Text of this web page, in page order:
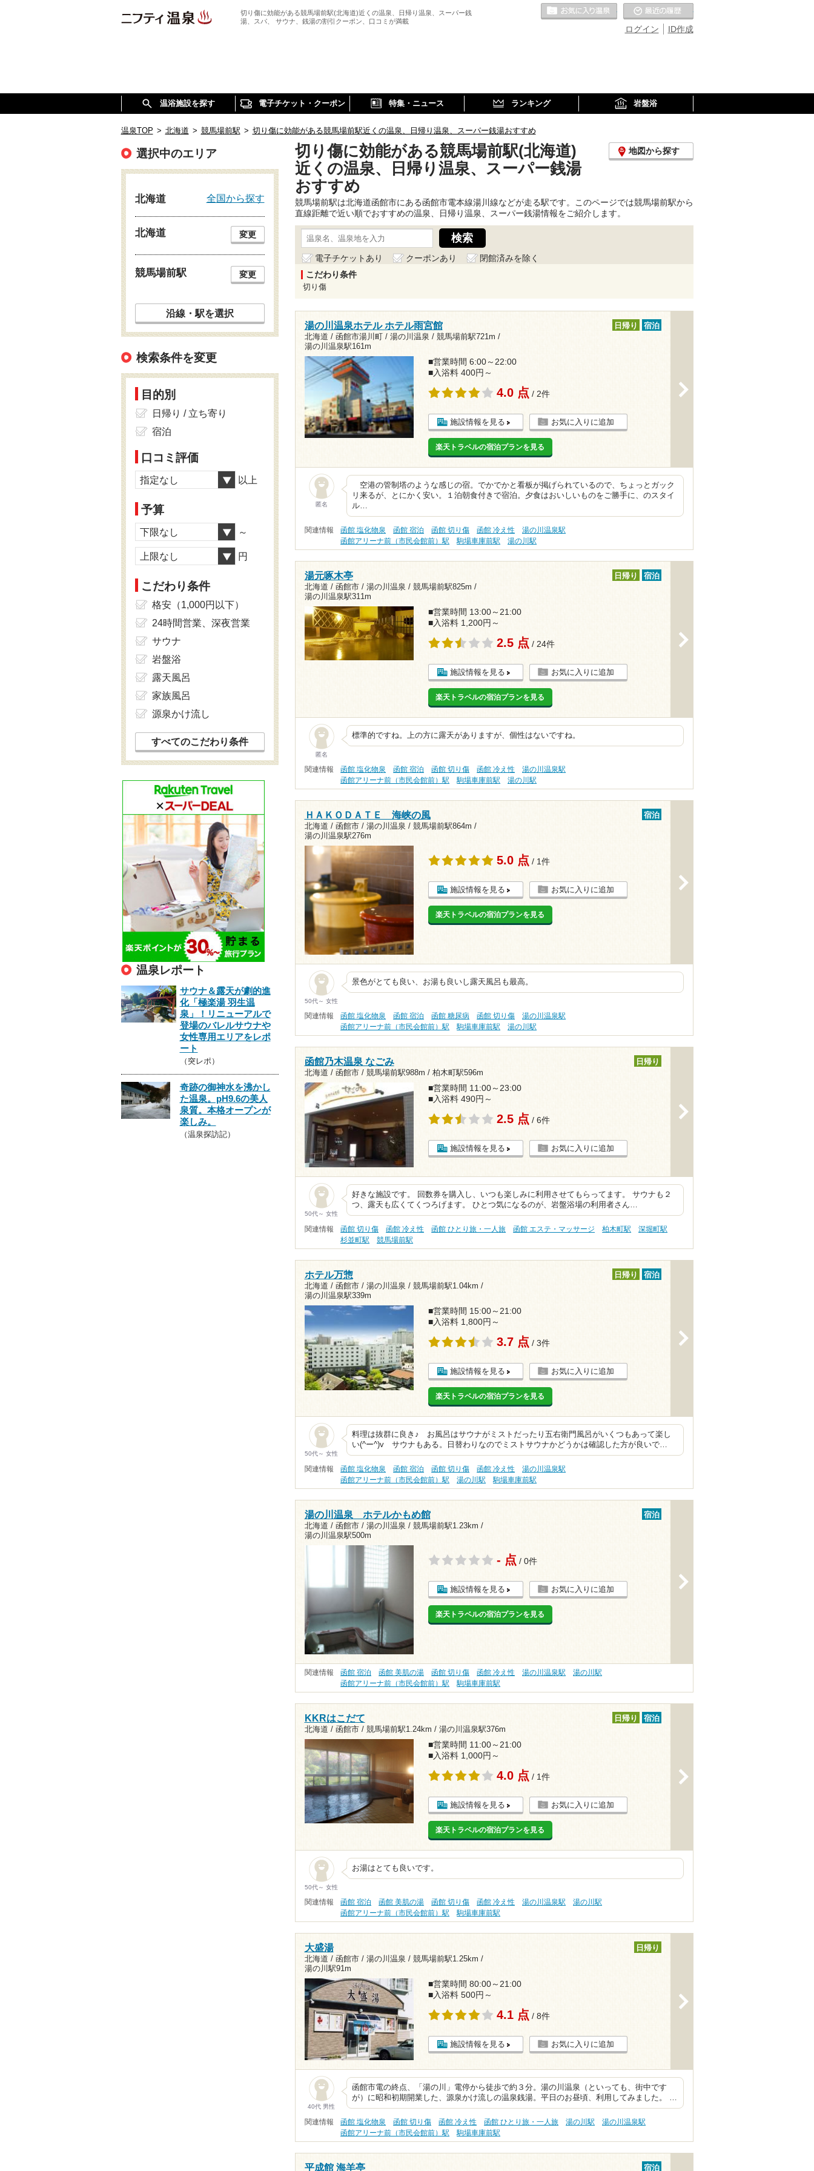
切り傷に効能がある競馬場前駅(北海道)近くの温泉、日帰り温泉、スーパー銭
湯、スパ、 サウナ、銭湯の割引クーポン、口コミが満載
ID作成
ログイン
お気に入りの温泉
温浴施設を探す 電子チケット・クーポン 特集・ニュース ランキング 岩盤浴
温泉TOP > 北海道 > 競馬場前駅 > 切り傷に効能がある競馬場前駅近くの温泉、日帰り温泉、スーパー銭湯おすすめ
切り傷に効能がある競馬場前駅(北海道)
近くの温泉、日帰り温泉、スーパー銭湯
おすすめ
地図から探す
競馬場前駅は北海道函館市にある函館市電本線湯川線などが走る駅です。このページでは競馬場前駅から
直線距離で近い順でおすすめの温泉、日帰り温泉、スーパー銭湯情報をご紹介します。
電子チケットあり クーポンあり
閉館済みを除く
こだわり条件
切り傷
湯の川温泉ホテル ホテル雨宮館
北海道 / 函館市湯川町 / 湯の川温泉 / 競馬場前駅721m /
湯の川温泉駅161m
日帰り 宿泊
■営業時間 6:00～22:00
■入浴料 400円～
4.0 点 / 2件
施設情報を見る お気に入りに追加
楽天トラベルの宿泊プランを見る
匿名
空港の管制塔のような感じの宿。でかでかと看板が掲げられているので、ちょっとガック
リ来るが、とにかく安い。１泊朝食付きで宿泊。夕食はおいしいものをご勝手に、のスタイ
ル…
関連情報 函館 塩化物泉 函館 宿泊 函館 切り傷 函館 冷え性
湯の川温泉駅
函館アリーナ前（市民会館前）駅
駒場車庫前駅 湯の川駅
湯元啄木亭
北海道 / 函館市 / 湯の川温泉 / 競馬場前駅825m /
湯の川温泉駅311m
日帰り 宿泊
■営業時間 13:00～21:00
■入浴料 1,200円～
2.5 点 / 24件
施設情報を見る お気に入りに追加
楽天トラベルの宿泊プランを見る
匿名
標準的ですね。上の方に露天がありますが、個性はないですね。
関連情報 函館 塩化物泉 函館 宿泊 函館 切り傷 函館 冷え性
湯の川温泉駅
函館アリーナ前（市民会館前）駅
駒場車庫前駅 湯の川駅
ＨＡＫＯＤＡＴＥ 海峡の風
北海道 / 函館市 / 湯の川温泉 / 競馬場前駅864m /
湯の川温泉駅276m
宿泊
5.0 点 / 1件
施設情報を見る お気に入りに追加
楽天トラベルの宿泊プランを見る
50代～ 女性
景色がとても良い、お湯も良いし露天風呂も最高。
関連情報 函館 塩化物泉 函館 宿泊 函館 糖尿病 函館 切り傷
湯の川温泉駅
函館アリーナ前（市民会館前）駅
駒場車庫前駅 湯の川駅
函館乃木温泉 なごみ
北海道 / 函館市 / 競馬場前駅988m / 柏木町駅596m
日帰り
■営業時間 11:00～23:00
■入浴料 490円～
2.5 点 / 6件
施設情報を見る お気に入りに追加
50代～ 女性
好きな施設です。 回数券を購入し、いつも楽しみに利用させてもらってます。 サウナも２
つ、露天も広くてくつろげます。 ひとつ気になるのが、岩盤浴場の利用者さん…
関連情報 函館 切り傷 函館 冷え性 函館 ひとり旅・一人旅 函館 エステ・マッサージ 柏木町駅
深堀町駅
杉並町駅
競馬場前駅
ホテル万惣
北海道 / 函館市 / 湯の川温泉 / 競馬場前駅1.04km /
湯の川温泉駅339m
日帰り 宿泊
■営業時間 15:00～21:00
■入浴料 1,800円～
3.7 点 / 3件
施設情報を見る お気に入りに追加
楽天トラベルの宿泊プランを見る
50代～ 女性
料理は抜群に良き♪ お風呂はサウナがミストだったり五右衛門風呂がいくつもあって楽し
い(^ー^)v サウナもある。日替わりなのでミストサウナかどうかは確認した方が良いで…
関連情報 函館 塩化物泉 函館 宿泊 函館 切り傷 函館 冷え性
湯の川温泉駅
函館アリーナ前（市民会館前）駅
湯の川駅 駒場車庫前駅
湯の川温泉 ホテルかもめ館
北海道 / 函館市 / 湯の川温泉 / 競馬場前駅1.23km /
湯の川温泉駅500m
宿泊
- 点 / 0件
施設情報を見る お気に入りに追加
楽天トラベルの宿泊プランを見る
関連情報 函館 宿泊 函館 美肌の湯 函館 切り傷 函館 冷え性 湯の川温泉駅
湯の川駅
函館アリーナ前（市民会館前）駅
駒場車庫前駅
KKRはこだて
北海道 / 函館市 / 競馬場前駅1.24km / 湯の川温泉駅376m
日帰り 宿泊
■営業時間 11:00～21:00
■入浴料 1,000円～
4.0 点 / 1件
施設情報を見る お気に入りに追加
楽天トラベルの宿泊プランを見る
50代～ 女性
お湯はとても良いです。
関連情報 函館 宿泊 函館 美肌の湯 函館 切り傷 函館 冷え性 湯の川温泉駅
湯の川駅
函館アリーナ前（市民会館前）駅
駒場車庫前駅
大盛湯
北海道 / 函館市 / 湯の川温泉 / 競馬場前駅1.25km /
湯の川駅91m
日帰り
■営業時間 80:00～21:00
■入浴料 500円～
4.1 点 / 8件
施設情報を見る お気に入りに追加
40代 男性
函館市電の終点、「湯の川」電停から徒歩で約３分。湯の川温泉（といっても、街中です
が）に昭和初期開業した、源泉かけ流しの温泉銭湯。平日のお昼頃、利用してみました。 …
関連情報 函館 塩化物泉 函館 切り傷 函館 冷え性 函館 ひとり旅・一人旅 湯の川駅
湯の川温泉駅
函館アリーナ前（市民会館前）駅
駒場車庫前駅
平成館 海羊亭 宿泊
選択中のエリア
北海道 全国から探す
北海道 変更
競馬場前駅 変更
沿線・駅を選択
検索条件を変更
目的別
日帰り / 立ち寄り
宿泊
口コミ評価
指定なし 以上
予算
下限なし ～
上限なし 円
こだわり条件
格安（1,000円以下）
24時間営業、深夜営業
サウナ
岩盤浴
露天風呂
家族風呂
源泉かけ流し
すべてのこだわり条件
温泉レポート
サウナ＆露天が劇的進
化「極楽湯 羽生温
泉」！リニューアルで
登場のバレルサウナや
女性専用エリアをレポ
ート
（突レポ）
奇跡の御神水を沸かし
た温泉。pH9.6の美人
泉質。本格オープンが
楽しみ。
（温泉探訪記）